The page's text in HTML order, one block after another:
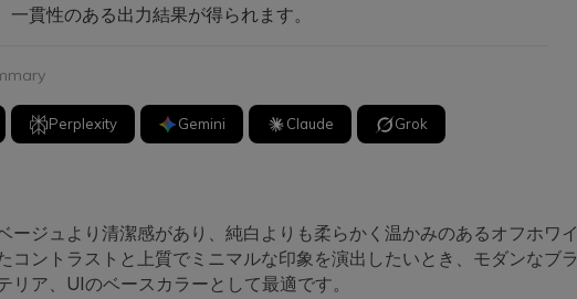
一貫性のある出力結果が得られます。
Perplexity Gemini Claude Grok
ージュより清潔感があり、純白よりも柔らかく温かみのあるオフホワイ
コントラストと上質でミニマルな印象を演出したいとき、モダンなブラ
リア、UIのベースカラーとして最適です。